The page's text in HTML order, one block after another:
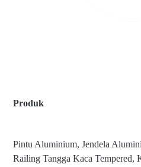
Produk
Pintu Aluminium, Jendela
Railing Tangga Kaca Tempered,